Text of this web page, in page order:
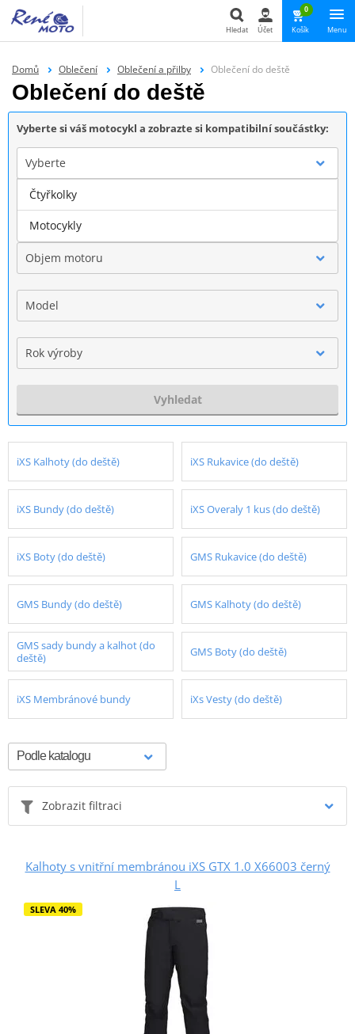
Hledat Účet
0
Košík Menu
Domů Oblečení Oblečení a přilby Oblečení do deště
Oblečení do deště
Vyberte si váš motocykl a zobrazte si kompatibilní součástky:
Vyberte
Značka
Objem motoru
Model
Rok výroby
Vyhledat
iXS Kalhoty (do deště) iXS Rukavice (do deště)
iXS Bundy (do deště) iXS Overaly 1 kus (do deště)
iXS Boty (do deště) GMS Rukavice (do deště)
GMS Bundy (do deště) GMS Kalhoty (do deště)
GMS sady bundy a kalhot (do
deště)
GMS Boty (do deště)
iXS Membránové bundy iXs Vesty (do deště)
Zobrazit filtraci
Kalhoty s vnitřní membránou iXS GTX 1.0 X66003 černý
L
SLEVA 40%
Čtyřkolky
Motocykly